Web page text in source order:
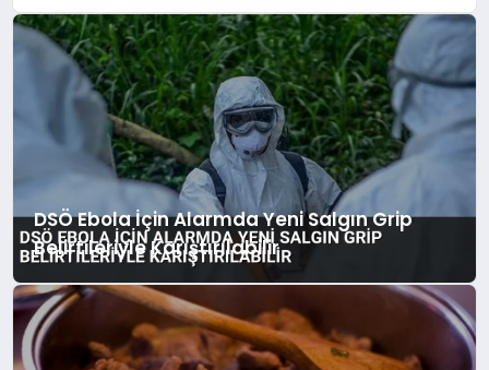
DSÖ Ebola İçin Alarmda Yeni Salgın Grip
Belirtileriyle Karıştırılabilir